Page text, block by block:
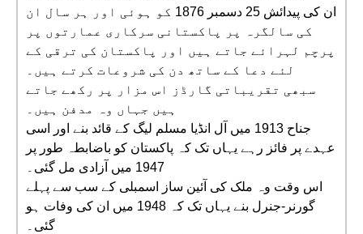
ان کی پیدائش 25 دسمبر 1876 کو ہوئی اور ہر سال ان
کی سالگرہ پر پاکستانی سرکاری عمارتوں پر
پرچم لہرائے جاتے ہیں اور پاکستان کی ترقی کے
لئے دعا کے ساتھ دن کی شروعات کرتے ہیں۔
سبھی تقریباتی گارڈز اس مزار پر رکھے جاتے
ہیں جہاں وہ مدفن ہیں۔
جناح 1913 میں آل انڈیا مسلم لیگ کے قائد بنے اور اسی
عہدے پر فائز رہے یہاں تک کہ پاکستان کو باضابطہ طور پر
1947 میں آزادی مل گئی۔
اس وقت وہ ملک کی آئین ساز اسمبلی کے سب سے پہلے
گورنر-جنرل بنے یہاں تک کہ 1948 میں ان کی وفات ہو
گئی۔